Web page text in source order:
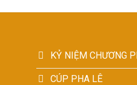
KỶ NIỆM CHƯƠNG
CÚP PHA LÊ